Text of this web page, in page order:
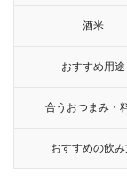
酒米
おすすめ用途
合うおつまみ・
おすすめの飲